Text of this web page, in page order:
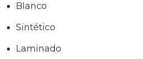
Blanco
Sintético
Laminado